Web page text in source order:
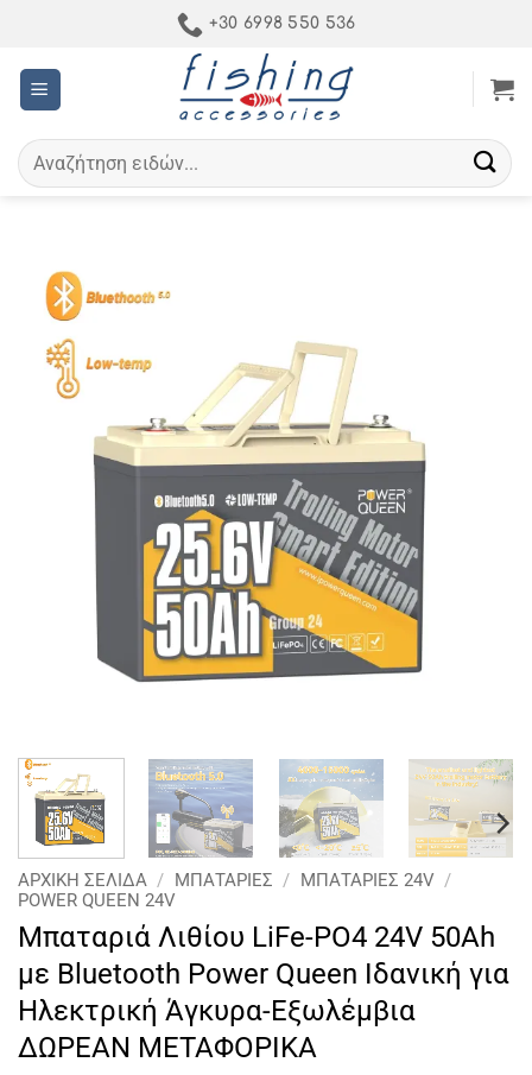
περιεχόμενο
+30 6998 550 536
Αναζήτηση
για:
ΑΡΧΙΚΉ ΣΕΛΊΔΑ / ΜΠΑΤΑΡΙΕΣ / ΜΠΑΤΑΡΙΕΣ 24V /
POWER QUEEN 24V
Μπαταριά Λιθίου LiFe-PO4 24V 50Ah
με Bluetooth Power Queen Ιδανική για
Ηλεκτρική Άγκυρα-Εξωλέμβια
ΔΩΡΕΑΝ ΜΕΤΑΦΟΡΙΚΑ